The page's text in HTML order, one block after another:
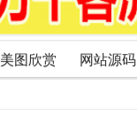
美图欣赏 网站源码